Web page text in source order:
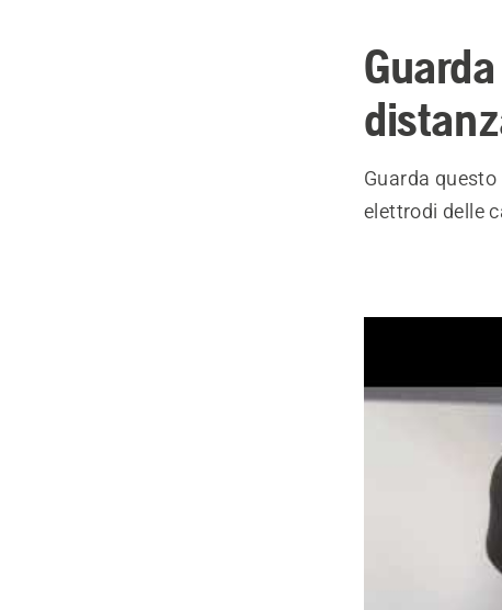
Guarda
elettrodi delle